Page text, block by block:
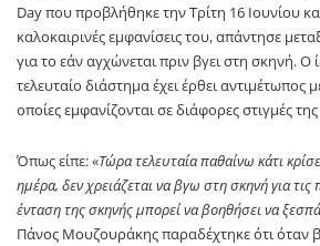
Day που προβλήθηκε την Τρίτη 16 Ιουνίου
καλοκαιρινές εμφανίσεις του, απάντησε
για το εάν αγχώνεται πριν βγει στη σκηνή. Ο
τελευταίο διάστημα έχει έρθει αντιμέτωπος
οποίες εμφανίζονται σε διάφορες στιγμές
Όπως είπε: «Τώρα τελευταία παθαίνω κάτι
ημέρα, δεν χρειάζεται να βγω στη σκηνή για
ένταση της σκηνής μπορεί να βοηθήσει να
Πάνος Μουζουράκης παραδέχτηκε ότι όταν